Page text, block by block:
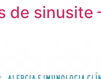
de sinusite